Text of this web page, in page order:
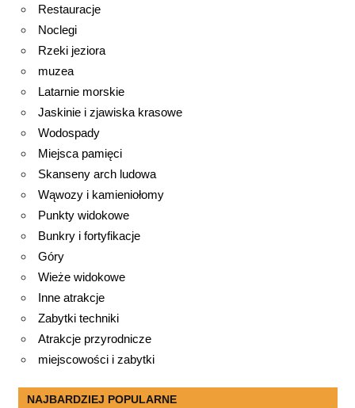
Restauracje
Noclegi
Rzeki jeziora
muzea
Latarnie morskie
Jaskinie i zjawiska krasowe
Wodospady
Miejsca pamięci
Skanseny arch ludowa
Wąwozy i kamieniołomy
Punkty widokowe
Bunkry i fortyfikacje
Góry
Wieże widokowe
Inne atrakcje
Zabytki techniki
Atrakcje przyrodnicze
miejscowości i zabytki
NAJBARDZIEJ POPULARNE